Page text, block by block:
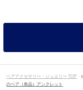
ペアアクセサリー・ジュエリー TOP
のペア（単品）アンクレット